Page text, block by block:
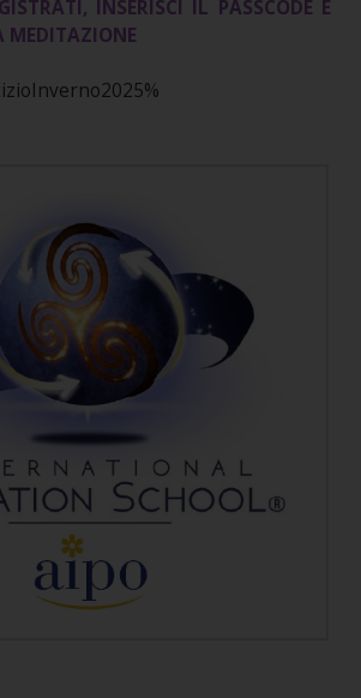
INSERISCI IL PASSCODE E
MEDITAZIONE